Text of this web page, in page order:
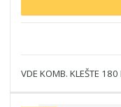
VDE KOMB. KLEŠTE